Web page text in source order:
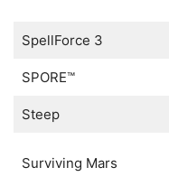
SpellForce 3
SPORE™
Steep
Surviving Mars